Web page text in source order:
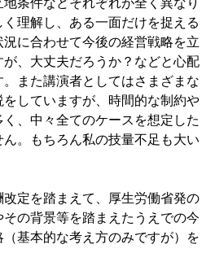
条件などそれぞれが全く異なり
理解し、ある一面だけを捉える
に合わせて今後の経営戦略を立
、大丈夫だろうか？などと心配
また講演者としてはさまざまな
していますが、時間的な制約や
、中々全てのケースを想定した
。もちろん私の技量不足も大い
定を踏まえて、厚生労働省発の
の背景等を踏まえたうえでの今
基本的な考え方のみですが）を